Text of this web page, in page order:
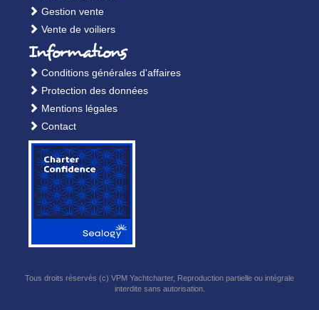
Gestion vente
Vente de voiliers
Informations
Conditions générales d'affaires
Protection des données
Mentions légales
Contact
Tous droits réservés (c) VPM Yachtcharter, Reproduction partielle ou intégrale
interdite sans autorisation.